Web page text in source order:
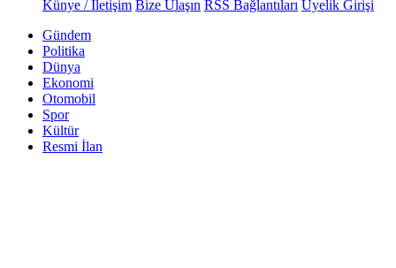
Künye / İletişim Bize Ulaşın RSS Bağlantıları Üyelik Girişi
Gündem
Politika
Dünya
Ekonomi
Otomobil
Spor
Kültür
Resmi İlan